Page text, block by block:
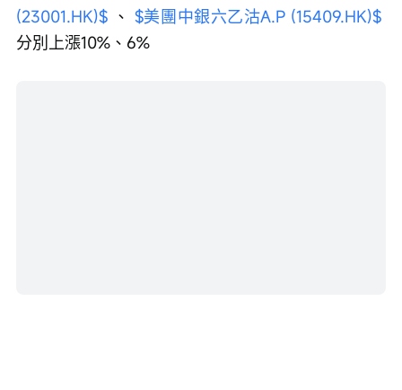
(23001.HK)$ 、 $美團中銀六乙沽A.P (15409.HK)$
分別上漲10%、6%